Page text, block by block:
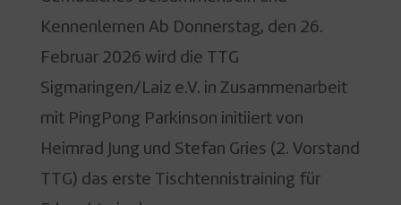
Kennenlernen Ab Donnerstag, den 26.
Februar 2026 wird die TTG
Sigmaringen/Laiz e.V. in Zusammenarbeit
mit PingPong Parkinson initiiert von
Heimrad Jung und Stefan Gries (2. Vorstand
TTG) das erste Tischtennistraining für